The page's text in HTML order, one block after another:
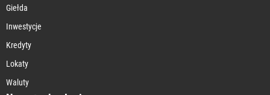
Giełda
Inwestycje
Kredyty
Lokaty
Waluty